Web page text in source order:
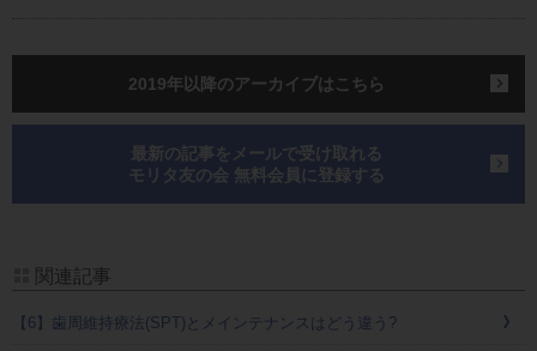
2019年以降のアーカイブはこちら
最新の記事をメールで受け取れる
モリタ友の会 無料会員に登録する
関連記事
【6】歯周維持療法(SPT)とメインテナンスはどう違う?